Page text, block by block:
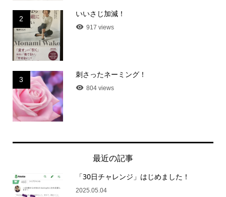
2
いいさじ加減！
917 views
3
刺さったネーミング！
804 views
最近の記事
「30日チャレンジ」はじめました！
2025.05.04